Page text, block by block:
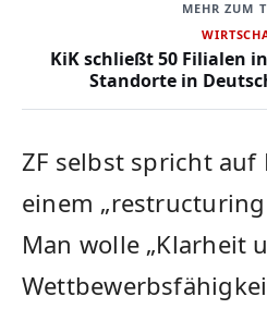
MEHR ZUM
KiK schließt 50 Filialen
Standorte in
ZF selbst spricht auf
einem
Man wolle „Klarheit